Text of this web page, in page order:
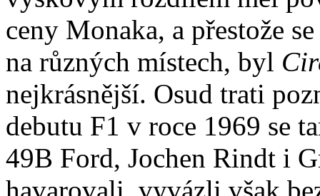
ceny Monaka, a přestože
na různých místech, byl
nejkrásnější. Osud trati
debutu F1 v roce 1969 se
49B Ford, Jochen Rindt i